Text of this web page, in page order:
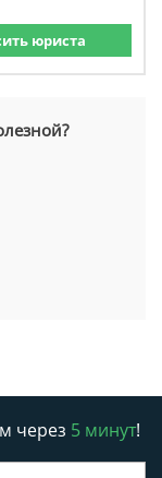
юриста
через 5 минут!